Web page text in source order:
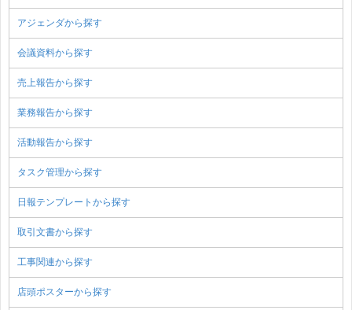
アジェンダから探す
会議資料から探す
売上報告から探す
業務報告から探す
活動報告から探す
タスク管理から探す
日報テンプレートから探す
取引文書から探す
工事関連から探す
店頭ポスターから探す